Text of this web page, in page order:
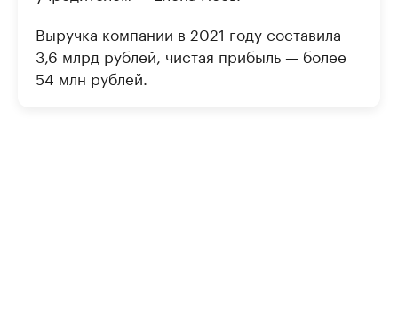
Выручка компании в 2021 году составила
3,6 млрд рублей, чистая прибыль — более
54 млн рублей.